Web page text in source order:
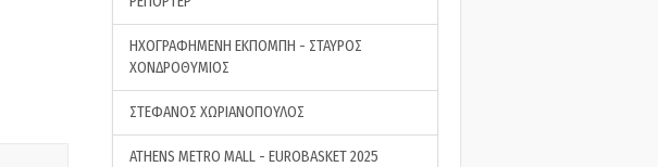
ΗΧΟΓΡΑΦΗΜΕΝΗ ΕΚΠΟΜΠΗ - ΣΤΑΥΡΟΣ
ΧΟΝΔΡΟΘΥΜΙΟΣ
ΣΤΕΦΑΝΟΣ ΧΩΡΙΑΝΟΠΟΥΛΟΣ
ATHENS METRO MALL - EUROBASKET 2025